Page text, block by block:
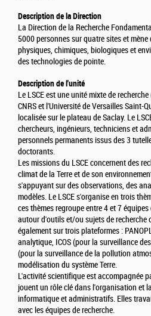
Description de la Direction
La Direction de la Recherche
5000 personnes sur quatre sites et mène
physiques, chimiques, biologiques et
des technologies de pointe.
Description de l'unité
Le LSCE est une unité mixte de
CNRS et l'Université de Versailles Saint-
localisée sur le plateau de Saclay. Le
chercheurs, ingénieurs, techniciens et
personnels permanents issus des 3
doctorants.
Les missions du LSCE concernent des
climat de la Terre et de son
s'appuyant sur des observations, des
modèles. Le LSCE s'organise en trois
ces thèmes regroupe entre 4 et 7
autour d'outils et/ou sujets de recherche
également sur trois plateformes :
analytique, ICOS (pour la surveillance
(pour la surveillance de la pollution
modélisation du système Terre.
L'activité scientifique est accompagnée
jouent un rôle clé dans l'organisation et
informatique et administratifs. Elles
avec les équipes de recherche.